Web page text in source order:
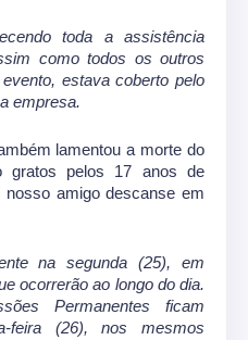
toda a assistência
como todos os outros
estava coberto pelo
empresa.
lamentou a morte do
gratos pelos 17 anos de
amigo descanse em
na segunda (25), em
ocorrerão ao longo do dia.
Permanentes ficam
feira (26), nos mesmos